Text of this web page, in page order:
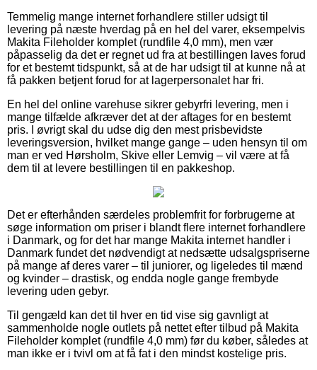
Temmelig mange internet forhandlere stiller udsigt til
levering på næste hverdag på en hel del varer, eksempelvis
Makita Fileholder komplet (rundfile 4,0 mm), men vær
påpasselig da det er regnet ud fra at bestillingen laves forud
for et bestemt tidspunkt, så at de har udsigt til at kunne nå at
få pakken betjent forud for at lagerpersonalet har fri.
En hel del online varehuse sikrer gebyrfri levering, men i
mange tilfælde afkræver det at der aftages for en bestemt
pris. I øvrigt skal du udse dig den mest prisbevidste
leveringsversion, hvilket mange gange – uden hensyn til om
man er ved Hørsholm, Skive eller Lemvig – vil være at få
dem til at levere bestillingen til en pakkeshop.
Det er efterhånden særdeles problemfrit for forbrugerne at
søge information om priser i blandt flere internet forhandlere
i Danmark, og for det har mange Makita internet handler i
Danmark fundet det nødvendigt at nedsætte udsalgspriserne
på mange af deres varer – til juniorer, og ligeledes til mænd
og kvinder – drastisk, og endda nogle gange frembyde
levering uden gebyr.
Til gengæld kan det til hver en tid vise sig gavnligt at
sammenholde nogle outlets på nettet efter tilbud på Makita
Fileholder komplet (rundfile 4,0 mm) før du køber, således at
man ikke er i tvivl om at få fat i den mindst kostelige pris.